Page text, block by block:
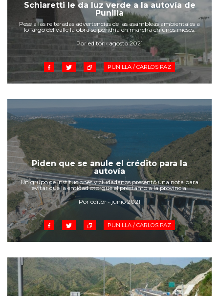
Cruz del Eje
Corredor de Ansenuza
La Carlota y zona
Laboulaye y sur
Bell Ville
Río Tercero
Despeñaderos
Schiaretti le da luz verde a la autovía de
Punilla
Pese a las reiteradas advertencias de las asambleas ambientales a
lo largo del valle la obra se pondría en marcha en unos meses.
Por editor • agosto 2021
PUNILLA / CARLOS PAZ
Piden que se anule el crédito para la
autovía
Un grupo de instituciones y ciudadanos presentó una nota para
evitar que la entidad otorgue el préstamo a la provincia.
Por editor • junio 2021
PUNILLA / CARLOS PAZ